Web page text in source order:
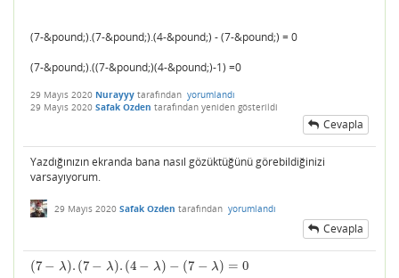
(7-&pound;).(7-&pound;).(4-&pound;) - (7-&pound;) = 0
(7-&pound;).((7-&pound;)(4-&pound;)-1) =0
29 Mayıs 2020 Nurayyy tarafından yorumlandı
29 Mayıs 2020 Safak Ozden tarafından yeniden gösterildi
Cevapla
Yazdığınızın ekranda bana nasıl gözüktüğünü görebildiğinizi
varsayıyorum.
29 Mayıs 2020 Safak Ozden tarafından yorumlandı
Cevapla
(7 − λ). (7 − λ). (4 − λ) − (7 − λ) = 0
(7−λ) (7−λ).( 4− )−(7−λ )=0